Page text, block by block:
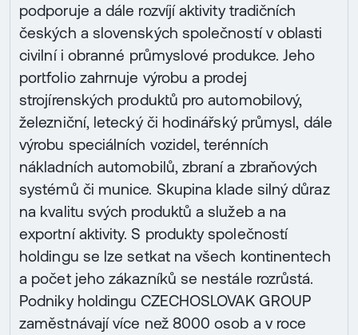
podporuje a dále rozvíjí aktivity tradičních
českých a slovenských společností v oblasti
civilní i obranné průmyslové produkce. Jeho
portfolio zahrnuje výrobu a prodej
strojírenských produktů pro automobilový,
železniční, letecký či hodinářský průmysl, dále
výrobu speciálních vozidel, terénních
nákladních automobilů, zbraní a zbraňových
systémů či munice. Skupina klade silný důraz
na kvalitu svých produktů a služeb a na
exportní aktivity. S produkty společností
holdingu se lze setkat na všech kontinentech
a počet jeho zákazníků se nestále rozrůstá.
Podniky holdingu CZECHOSLOVAK GROUP
zaměstnávají více než 8000 osob a v roce